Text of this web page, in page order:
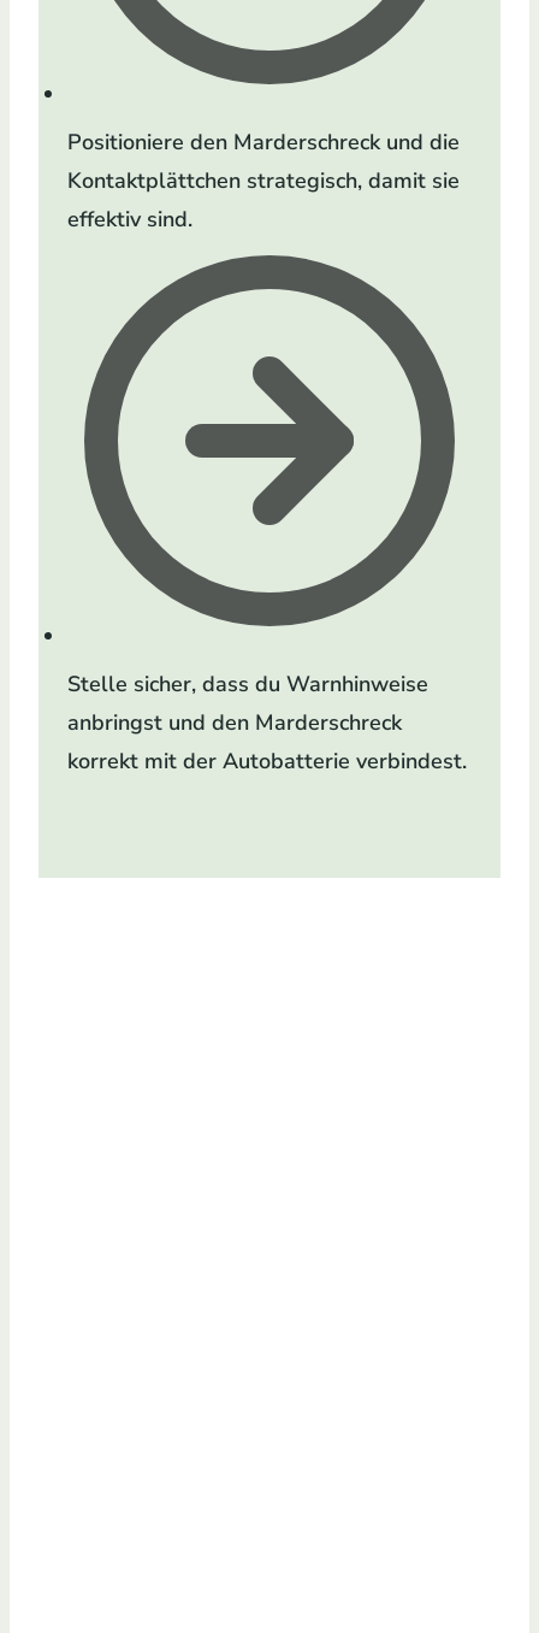
Positioniere den Marderschreck und die
Kontaktplättchen strategisch, damit sie
effektiv sind.
Stelle sicher, dass du Warnhinweise
anbringst und den Marderschreck
korrekt mit der Autobatterie verbindest.